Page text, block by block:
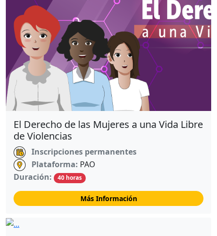
El Derecho de las Mujeres a una Vida Libre
de Violencias
Inscripciones permanentes
Plataforma: PAO
Duración:
40 horas
Más Información